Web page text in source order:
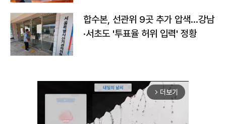
합수본, 선관위 9곳 추가 압색…강남
·서초도 '투표율 허위 입력' 정황
arrow_forward_ios 더보기